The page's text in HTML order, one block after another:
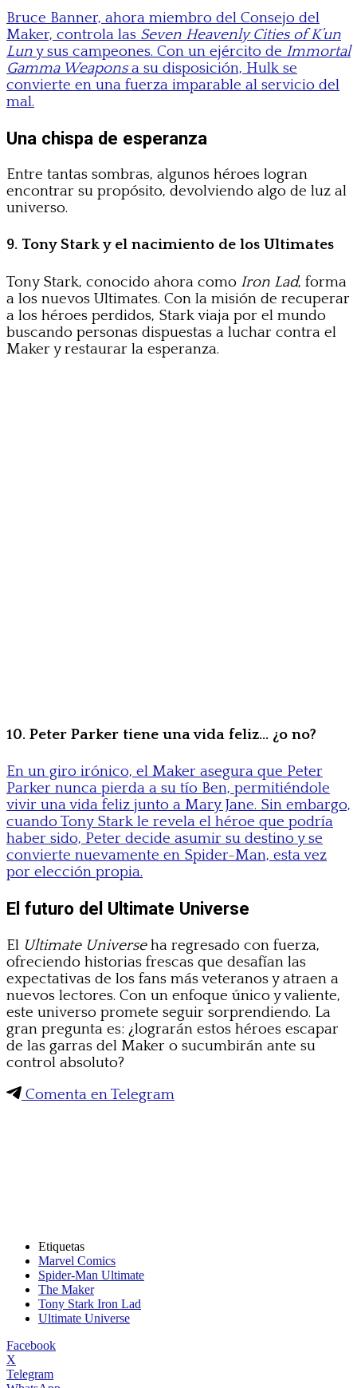
Bruce Banner, ahora miembro del Consejo del
Maker, controla las Seven Heavenly Cities of K’un
Luny sus campeones. Con un ejército de Immortal
Gamma Weaponsa su disposición, Hulk se
convierte en una fuerza imparable al servicio del
mal.
Una chispa de esperanza
Entre tantas sombras, algunos héroes logran
encontrar su propósito, devolviendo algo de luz al
universo.
9. Tony Stark y el nacimiento de los Ultimates
Tony Stark, conocido ahora como Iron Lad, forma
a los nuevos Ultimates. Con la misión de recuperar
a los héroes perdidos, Stark viaja por el mundo
buscando personas dispuestas a luchar contra el
Maker y restaurar la esperanza.
10. Peter Parker tiene una vida feliz… ¿o no?
En un giro irónico, el Maker asegura que Peter
Parker nunca pierda a su tío Ben, permitiéndole
vivir una vida feliz junto a Mary Jane. Sin embargo,
cuando Tony Stark le revela el héroe que podría
haber sido, Peter decide asumir su destino y se
convierte nuevamente en Spider-Man, esta vez
por elección propia.
El futuro del Ultimate Universe
El Ultimate Universeha regresado con fuerza,
ofreciendo historias frescas que desafían las
expectativas de los fans más veteranos y atraen a
nuevos lectores. Con un enfoque único y valiente,
este universo promete seguir sorprendiendo. La
gran pregunta es: ¿lograrán estos héroes escapar
de las garras del Maker o sucumbirán ante su
control absoluto?
Comenta en Telegram
Etiquetas
Marvel Comics
Spider-Man Ultimate
The Maker
Tony Stark Iron Lad
Ultimate Universe
Facebook
X
Telegram